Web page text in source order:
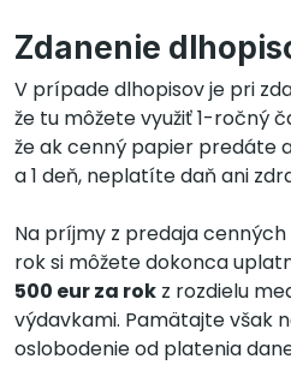
Zdanenie
V prípade dlhopisov je pri
že tu môžete využiť 1-ročný
že ak cenný papier predáte
a 1 deň, neplatíte daň ani
Na príjmy z predaja
rok si môžete dokonca
500 eur za rok z rozdielu
výdavkami. Pamätajte však
oslobodenie od platenia